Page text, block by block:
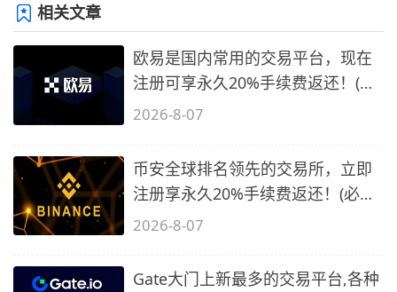
相关文章
欧易是国内常用的交易平台，现在
注册可享永久20%手续费返还！(必
备1)
2026-8-07
币安全球排名领先的交易所，立即
注册享永久20%手续费返还！(必备
2)
2026-8-07
Gate大门上新最多的交易平台,各种